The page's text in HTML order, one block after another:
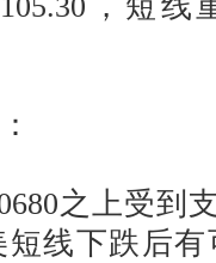
之上受到支
线下跌后